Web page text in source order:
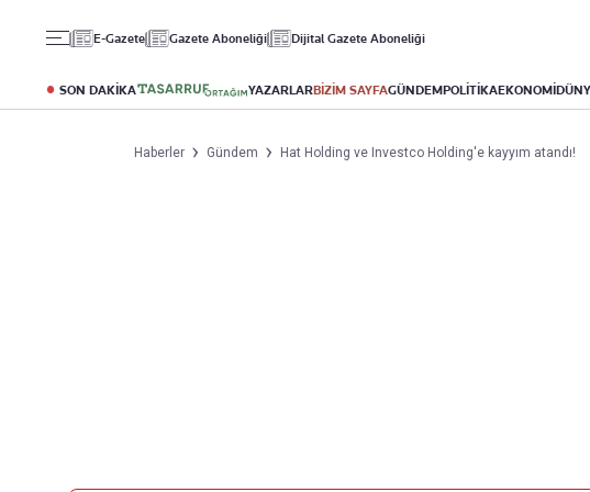
E-Gazete Gazete Aboneliği Dijital Gazete Aboneliği
SON DAKİKA YAZARLARBİZİM SAYFAGÜNDEMPOLİTİKAEKONOMİ
Altın
Döviz
Kripto Para
Puan Durumu
Fikstür
Avrupa Ligi
Avrupa
Amerika
İsrail-Gazze
Haberler Gündem Hat Holding ve Investco Holding'e kayyım atandı!